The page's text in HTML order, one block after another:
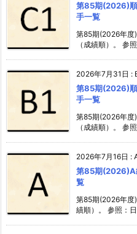
第85期(2026)順
手一覧
第85期(2026年度
（成績順）。 参
2026年7月31日 :
第85期(2026)順
手一覧
第85期(2026年度
（成績順）。 参
2026年7月16日 :
第85期(2026)A
覧
第85期(2026年度
績順）。 参照：